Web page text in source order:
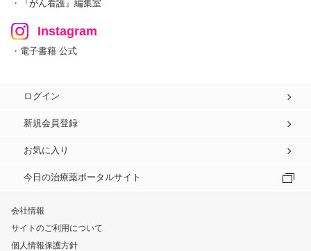
・『がん看護』編集室
Instagram
・電子書籍 公式
ログイン
新規会員登録
お気に入り
今日の治療薬ポータルサイト
会社情報
サイトのご利用について
個人情報保護方針